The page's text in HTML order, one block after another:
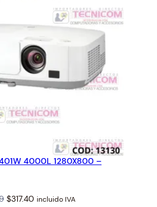
4000L 1280X800 –
Original
$317.40 Current
incluido IVA